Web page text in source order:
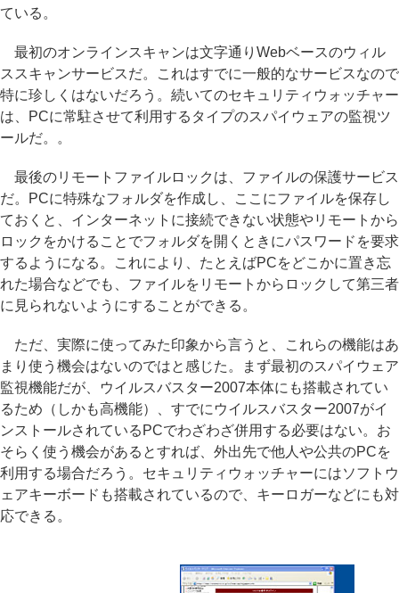
ている。
最初のオンラインスキャンは文字通りWebベースのウィル
ススキャンサービスだ。これはすでに一般的なサービスなので
特に珍しくはないだろう。続いてのセキュリティウォッチャー
は、PCに常駐させて利用するタイプのスパイウェアの監視ツ
ールだ。。
最後のリモートファイルロックは、ファイルの保護サービス
だ。PCに特殊なフォルダを作成し、ここにファイルを保存し
ておくと、インターネットに接続できない状態やリモートから
ロックをかけることでフォルダを開くときにパスワードを要求
するようになる。これにより、たとえばPCをどこかに置き忘
れた場合などでも、ファイルをリモートからロックして第三者
に見られないようにすることができる。
ただ、実際に使ってみた印象から言うと、これらの機能はあ
まり使う機会はないのではと感じた。まず最初のスパイウェア
監視機能だが、ウイルスバスター2007本体にも搭載されてい
るため（しかも高機能）、すでにウイルスバスター2007がイ
ンストールされているPCでわざわざ併用する必要はない。お
そらく使う機会があるとすれば、外出先で他人や公共のPCを
利用する場合だろう。セキュリティウォッチャーにはソフトウ
ェアキーボードも搭載されているので、キーロガーなどにも対
応できる。